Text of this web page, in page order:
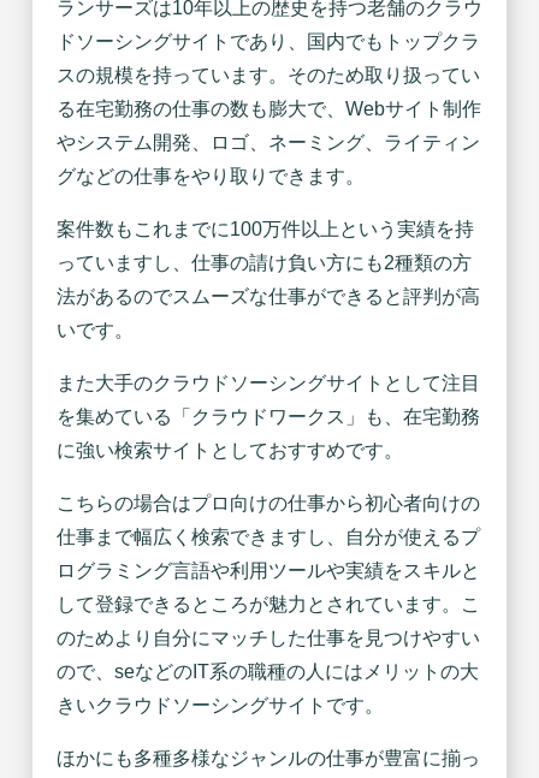
ランサーズは10年以上の歴史を持つ老舗のクラウ
ドソーシングサイトであり、国内でもトップクラ
スの規模を持っています。そのため取り扱ってい
る在宅勤務の仕事の数も膨大で、Webサイト制作
やシステム開発、ロゴ、ネーミング、ライティン
グなどの仕事をやり取りできます。
案件数もこれまでに100万件以上という実績を持
っていますし、仕事の請け負い方にも2種類の方
法があるのでスムーズな仕事ができると評判が高
いです。
また大手のクラウドソーシングサイトとして注目
を集めている「クラウドワークス」も、在宅勤務
に強い検索サイトとしておすすめです。
こちらの場合はプロ向けの仕事から初心者向けの
仕事まで幅広く検索できますし、自分が使えるプ
ログラミング言語や利用ツールや実績をスキルと
して登録できるところが魅力とされています。こ
のためより自分にマッチした仕事を見つけやすい
ので、seなどのIT系の職種の人にはメリットの大
きいクラウドソーシングサイトです。
ほかにも多種多様なジャンルの仕事が豊富に揃っ